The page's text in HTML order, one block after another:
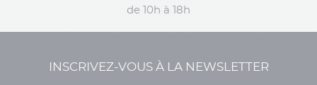
de 10h à 18h
INSCRIVEZ-VOUS À LA NEWSLETTER